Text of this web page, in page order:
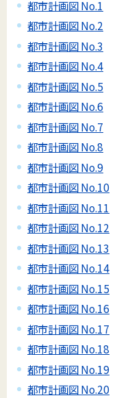
都市計画図 No.1
都市計画図 No.2
都市計画図 No.3
都市計画図 No.4
都市計画図 No.5
都市計画図 No.6
都市計画図 No.7
都市計画図 No.8
都市計画図 No.9
都市計画図 No.10
都市計画図 No.11
都市計画図 No.12
都市計画図 No.13
都市計画図 No.14
都市計画図 No.15
都市計画図 No.16
都市計画図 No.17
都市計画図 No.18
都市計画図 No.19
都市計画図 No.20